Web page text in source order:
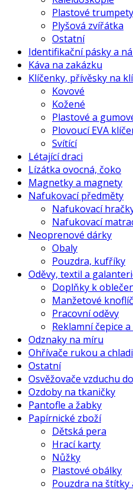
Plastové trumpety
Plyšová zvířátka
Ostatní
Identifikační pásky a
Káva na zakázku
Klíčenky, přívěsky na
Kovové
Kožené
Plastové a
Plovoucí EVA
Svítící
Létající draci
Lízátka ovocná, čoko
Magnetky a magnety
Nafukovací předměty
Nafukovací
Nafukovací
Neoprenové dárky
Obaly
Pouzdra, kufříky
Oděvy, textil a
Doplňky k
Manžetové
Pracovní oděvy
Reklamní čepice
Odznaky na míru
Ohřívače rukou a
Ostatní
Osvěžovače vzduchu
Ozdoby na tkaničky
Pantofle a žabky
Papírnické zboží
Dětská pera
Hrací karty
Nůžky
Plastové obálky
Pouzdra na štítky